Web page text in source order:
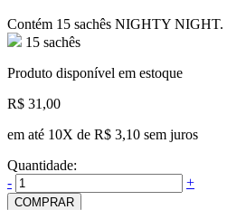
Contém 15 sachês NIGHTY NIGHT.
15 sachês
Produto disponível em estoque
R$ 31,00
em até 10X de R$ 3,10 sem juros
Quantidade:
-
+
COMPRAR